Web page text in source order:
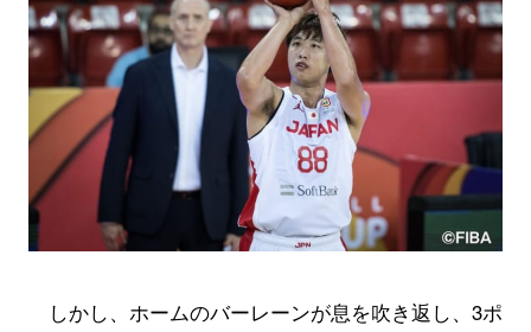
しかし、ホームのバーレーンが息を吹き返し、3ポ